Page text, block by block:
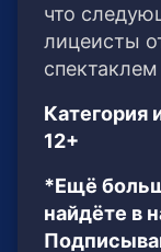
что
лицеисты
Категория
12+
*Ещё
найдёте в